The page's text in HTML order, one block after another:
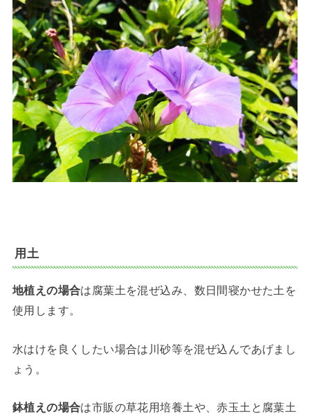
用土
地植えの場合は腐葉土を混ぜ込み、数日間寝かせた土を
使用します。
水はけを良くしたい場合は川砂等を混ぜ込んであげまし
ょう。
鉢植えの場合は市販の草花用培養土や、赤玉土と腐葉土